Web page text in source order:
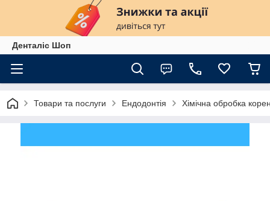
Денталіс Шоп
Товари та послуги Ендодонтія Хімічна обробка